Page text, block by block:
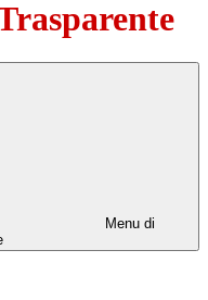
Menu di